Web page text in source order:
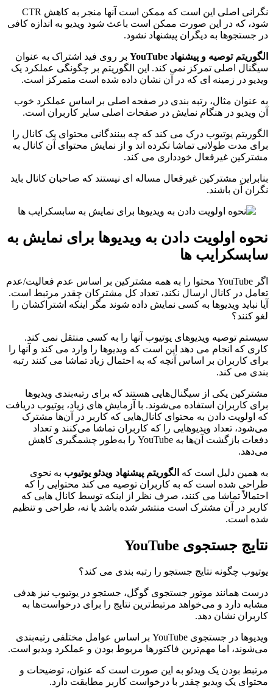
نگرانی اصلی این است که ممکن است آنها منجر به کاهش CTR
شود، که در این صورت ممکن است باعث شود ویدیو به اندازه کافی
در جستجوها به دیگران پیشنهاد نشود.
الگوریتم توصیه و پیشنهاد YouTube
بر روی فید اشتراک به عنوان
سیگنال اصلی تمرکز نمی کند. این الگوریتم بر چگونگی عملکرد یک
ویدیو در زمینه ای که در آن نشان داده شده است متمرکز است.
به عنوان مثال، رتبه بندی در صفحه اصلی بر اساس عملکرد خوب
آن ویدیو در هنگام نمایش در صفحات اصلی سایر کاربران است.
الگوریتم یوتیوب درک می کند که چه بینندگانی محتوای یک کانال را
برای مدت طولانی تماشا نکرده اند و از نمایش محتوای آن کانال به
مشترکین غیرفعال خودداری می کند.
بنابراین مشترکین غیرفعال مساله ای نیستند که صاحبان کانال باید
نگران آن باشند.
نحوه اولویت دادن به ویدیوها برای نمایش به
سابسکرایب ها
اگر YouTube محتوا را به همه مشترکین بر اساس عدم فعالیت/عدم
تعامل در کانال ارسال نکند، تعداد کل مشترکان چقدر مرتبط است.
آیا نباید ویدیوها به کسی نمایش داده شوند مگر اینکه اشتراکشان را
لغو کنند؟
سیستم توصیه ویدیوهای یوتیوب آنها را به کسی منتقل نمی کند.
کاری که انجام می دهد این است که ویدیوها را وارد می کند و آنها را
برای کاربران بر اساس آنچه که به احتمال زیاد تماشا می کنند رتبه
بندی می کند.
مشترکین یکی از سیگنال‌هایی هستند که برای رتبه‌بندی ویدیوها
برای کاربران استفاده می‌شوند. با آزمایش های زیاد، یوتیوب دریافت
که اولویت دادن به محتوای کانال‌هایی که کاربر در آن‌ها مشترک
می‌شود، تعداد ویدیوهایی را که کاربران تماشا می‌کنند و تعداد
دفعات بازگشت آن‌ها به YouTube را به‌طور چشمگیری کاهش
می‌دهد.
به همین دلیل است که الگوریتم پیشنهاد ویدئو یوتیوب به نحوی
طراحی شده است که به کاربران توصیه می کند محتوایی را که
احتمالاً تماشا می کنند، صرف نظر از اینکه توسط کانال هایی که
کاربر در آن مشترک است منتشر شده باشد یا نه، طراحی و تنظیم
شده است.
نتایج جستجوی YouTube
یوتیوب چگونه نتایج جستجو را رتبه بندی می کند؟
درست همانند موتور جستجوی گوگل، جستجو در یوتیوب نیز هدفی
مشابه دارد و می‌خواهد مرتبط‌ترین نتایج را برای درخواست‌ها به
کاربران نشان دهد.
ویدیوها در جستجوی YouTube بر اساس عوامل مختلفی رتبه‌بندی
می‌شوند، اما مهم‌ترین فاکتورها مربوط بودن و عملکرد ویدیو است.
مرتبط بودن یک ویدئو به این صورت است که عنوان، توضیحات و
محتوای یک ویدیو چقدر با درخواست کاربر مطابقت دارد.